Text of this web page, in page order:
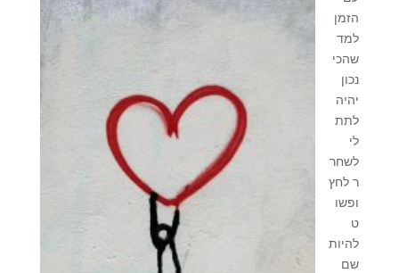
הזמן
למד
שהכי
נכון
יהיה
לתת
לי
לשחר
ר לחץ
ופשו
ט
להיות
שם